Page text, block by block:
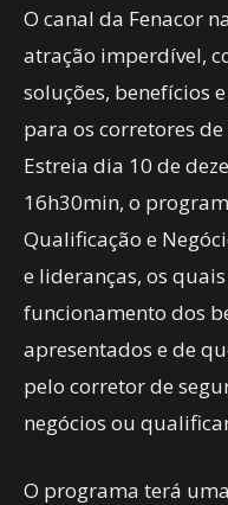
O canal da Fenacor
atração imperdível,
soluções, benefícios
para os corretores
Estreia dia 10 de
16h30min, o
Qualificação e
e lideranças, os
funcionamento dos
apresentados e de
pelo corretor de
negócios ou
O programa terá